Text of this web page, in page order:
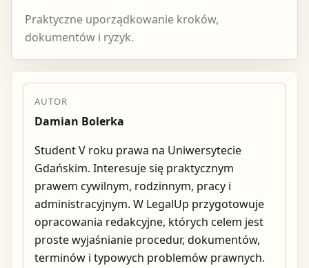
Praktyczne uporządkowanie kroków,
dokumentów i ryzyk.
AUTOR
Damian Bolerka
Student V roku prawa na Uniwersytecie
Gdańskim. Interesuje się praktycznym
prawem cywilnym, rodzinnym, pracy i
administracyjnym. W LegalUp przygotowuje
opracowania redakcyjne, których celem jest
proste wyjaśnianie procedur, dokumentów,
terminów i typowych problemów prawnych.